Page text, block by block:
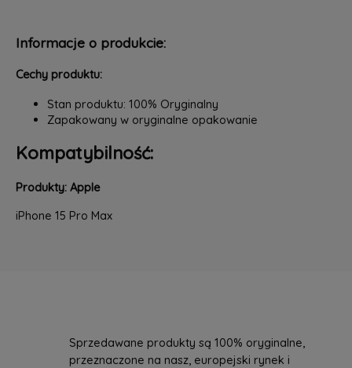
Informacje o produkcie:
Cechy produktu:
Stan produktu: 100% Oryginalny
Zapakowany w oryginalne opakowanie
Kompatybilność:
Produkty: Apple
iPhone 15 Pro Max
Sprzedawane produkty są 100% oryginalne,
przeznaczone na nasz, europejski rynek i